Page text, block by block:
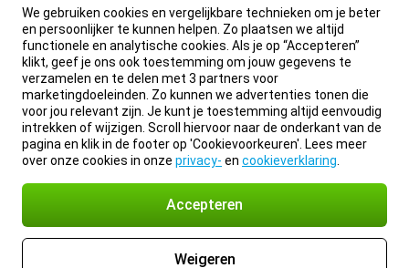
We gebruiken cookies en vergelijkbare technieken om je beter
en persoonlijker te kunnen helpen. Zo plaatsen we altijd
functionele en analytische cookies. Als je op “Accepteren”
klikt, geef je ons ook toestemming om jouw gegevens te
verzamelen en te delen met 3 partners voor
marketingdoeleinden. Zo kunnen we advertenties tonen die
voor jou relevant zijn. Je kunt je toestemming altijd eenvoudig
intrekken of wijzigen. Scroll hiervoor naar de onderkant van de
pagina en klik in de footer op 'Cookievoorkeuren'. Lees meer
over onze cookies in onze privacy- en cookieverklaring
Accepteren
Weigeren